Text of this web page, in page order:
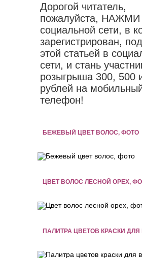
Дорогой читатель,
пожалуйста, НАЖМИ
социальной сети, в
зарегистрирован,
этой статьей в
сети, и стань
розыгрыша 300, 500
рублей на
телефон!
БЕЖЕВЫЙ ЦВЕТ ВОЛОС, ФОТО
ЦВЕТ ВОЛОС ЛЕСНОЙ ОРЕХ,
ПАЛИТРА ЦВЕТОВ КРАСКИ ДЛЯ